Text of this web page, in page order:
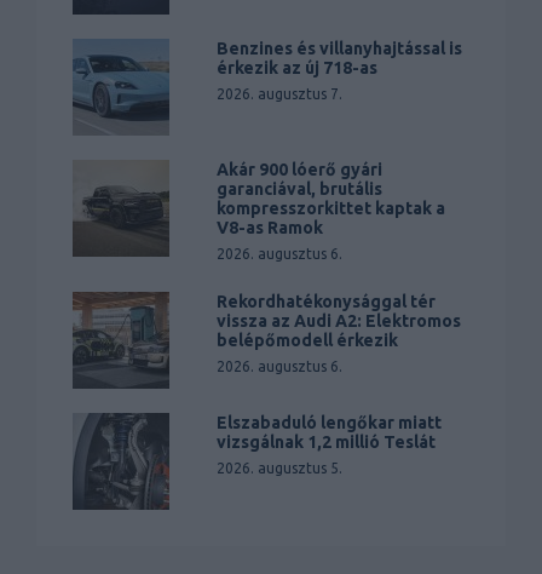
Benzines és villanyhajtással is
érkezik az új 718-as
2026. augusztus 7.
Akár 900 lóerő gyári
garanciával, brutális
kompresszorkittet kaptak a
V8-as Ramok
2026. augusztus 6.
Rekordhatékonysággal tér
vissza az Audi A2: Elektromos
belépőmodell érkezik
2026. augusztus 6.
Elszabaduló lengőkar miatt
vizsgálnak 1,2 millió Teslát
2026. augusztus 5.